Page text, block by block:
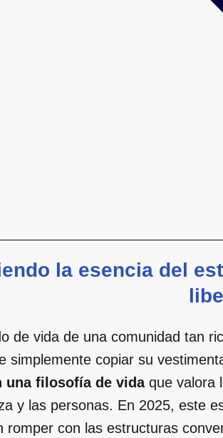
la esencia del
de vida de una comunidad tan
simplemente copiar su
una filosofía de vidaque valora
y las personas. En 2025, este
romper con las estructuras